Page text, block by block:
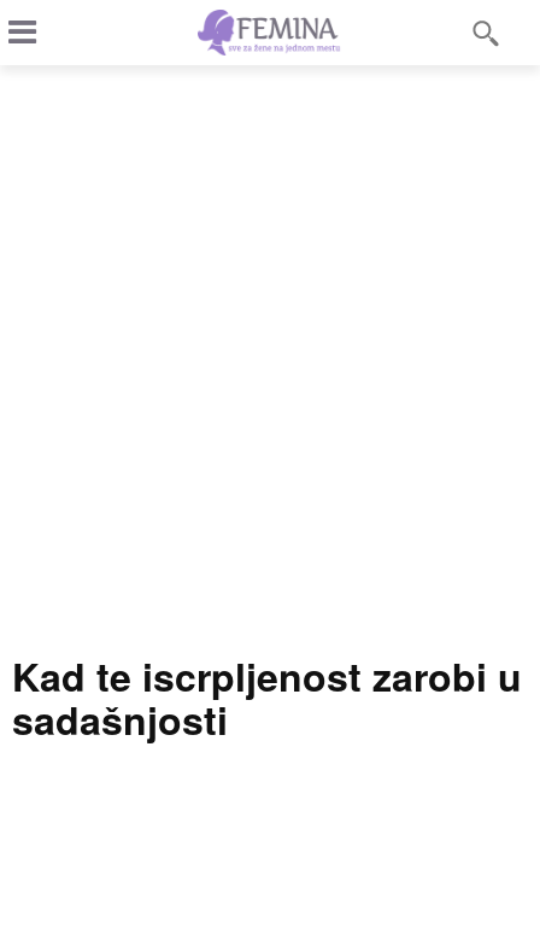
Kad te iscrpljenost zarobi u
sadašnjosti